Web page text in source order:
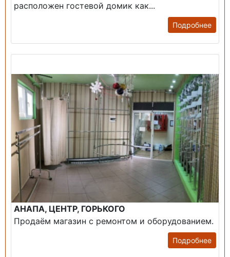
расположен гостевой домик как...
Подробнее
АНАПА, ЦЕНТР, ГОРЬКОГО
Продаём магазин с ремонтом и оборудованием.
Подробнее